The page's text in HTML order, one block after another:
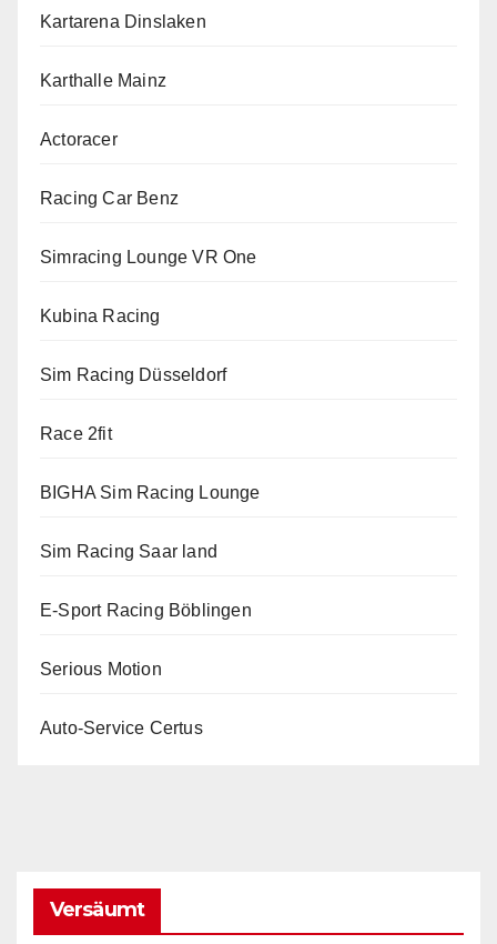
Kartarena Dinslaken
Karthalle Mainz
Actoracer
Racing Car Benz
Simracing Lounge VR One
Kubina Racing
Sim Racing Düsseldorf
Race 2fit
BIGHA Sim Racing Lounge
Sim Racing Saar land
E-Sport Racing Böblingen
Serious Motion
Auto-Service Certus
Versäumt